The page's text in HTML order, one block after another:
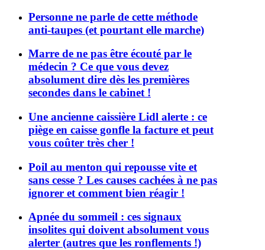
Personne ne parle de cette méthode
anti-taupes (et pourtant elle marche)
Marre de ne pas être écouté par le
médecin ? Ce que vous devez
absolument dire dès les premières
secondes dans le cabinet !
Une ancienne caissière Lidl alerte : ce
piège en caisse gonfle la facture et peut
vous coûter très cher !
Poil au menton qui repousse vite et
sans cesse ? Les causes cachées à ne pas
ignorer et comment bien réagir !
Apnée du sommeil : ces signaux
insolites qui doivent absolument vous
alerter (autres que les ronflements !)